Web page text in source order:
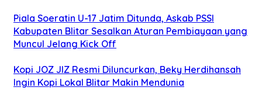
Piala Soeratin U-17 Jatim Ditunda, Askab PSSI
Kabupaten Blitar Sesalkan Aturan Pembiayaan yang
Muncul Jelang Kick Off
Kopi JOZ JIZ Resmi Diluncurkan, Beky Herdihansah
Ingin Kopi Lokal Blitar Makin Mendunia